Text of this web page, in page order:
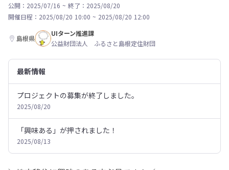
公開：2025/07/16 ~ 終了：2025/08/20
開催日程： 2025/08/20 10:00 ~ 2025/08/20 12:00
島根県
UIターン推進課
公益財団法人 ふるさと島根定住財団
最新情報
プロジェクトの募集が終了しました。
2025/08/20
「興味ある」が押されました！
2025/08/13